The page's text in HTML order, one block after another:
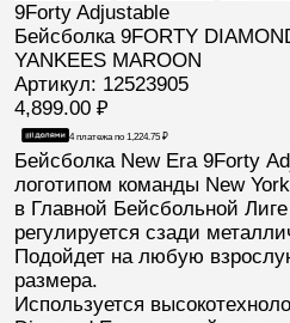
9Forty Adjustable
Бейсболка 9FORTY
YANKEES MAROON
Артикул: 12523905
4,899.00 ₽
4 платежа по 1,224.75 ₽
Бейсболка New Era 9Forty
логотипом команды New
в Главной Бейсбольной
регулируется сзади
Подойдет на любую
размера.
Используется